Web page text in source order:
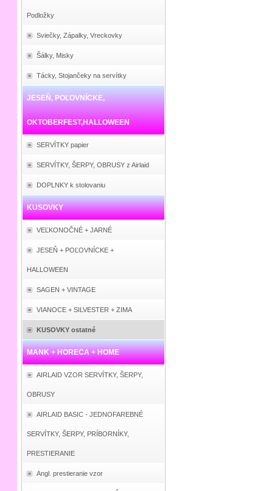
Podložky
Sviečky, Zápalky, Vreckovky
Šálky, Misky
Tácky, Stojančeky na servítky
JESEŇ, POĽOVNÍCKE,
OKTOBERFEST,HALLOWEEN
SERVÍTKY papier
SERVÍTKY, ŠERPY, OBRUSY z Airlaid
DOPLNKY k stolovaniu
KUSOVKY
VEĽKONOČNÉ + JARNÉ
JESEŇ + POĽOVNÍCKE +
HALLOWEEN
SAGEN + VINTAGE
VIANOCE + SILVESTER + ZIMA
KUSOVKY ostatné
MANK + HORECA + HOME
AIRLAID VZOR SERVÍTKY, ŠERPY,
OBRUSY
AIRLAID BASIC - JEDNOFAREBNÉ
SERVÍTKY, ŠERPY, PRÍBORNÍKY,
PRESTIERANIE
Angl. prestieranie vzor